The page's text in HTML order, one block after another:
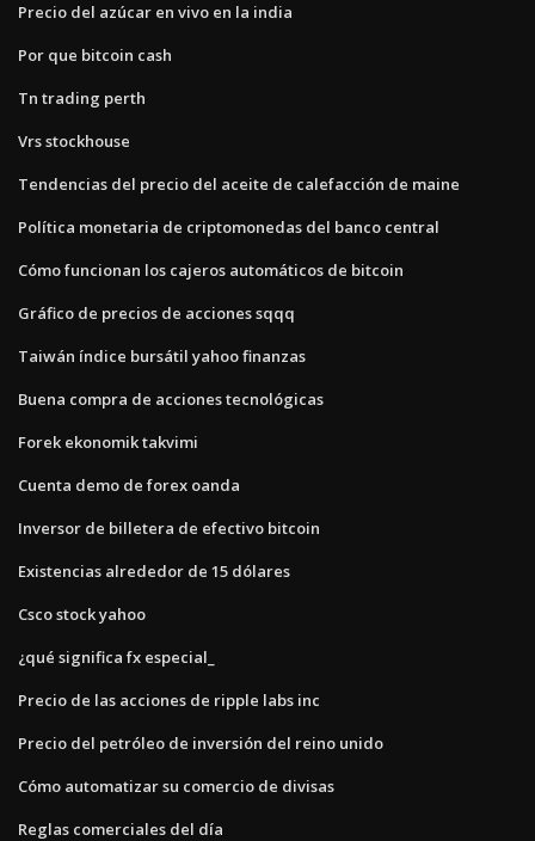
Precio del azúcar en vivo en la india
Por que bitcoin cash
Tn trading perth
Vrs stockhouse
Tendencias del precio del aceite de calefacción de maine
Política monetaria de criptomonedas del banco central
Cómo funcionan los cajeros automáticos de bitcoin
Gráfico de precios de acciones sqqq
Taiwán índice bursátil yahoo finanzas
Buena compra de acciones tecnológicas
Forek ekonomik takvimi
Cuenta demo de forex oanda
Inversor de billetera de efectivo bitcoin
Existencias alrededor de 15 dólares
Csco stock yahoo
¿qué significa fx especial_
Precio de las acciones de ripple labs inc
Precio del petróleo de inversión del reino unido
Cómo automatizar su comercio de divisas
Reglas comerciales del día